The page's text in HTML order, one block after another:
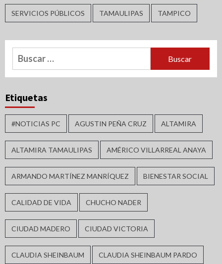
SERVICIOS PÚBLICOS TAMAULIPAS TAMPICO
Buscar:
Etiquetas
#NOTICIAS PC AGUSTIN PEÑA CRUZ ALTAMIRA
ALTAMIRA TAMAULIPAS AMÉRICO VILLARREAL ANAYA
ARMANDO MARTÍNEZ MANRÍQUEZ BIENESTAR SOCIAL
CALIDAD DE VIDA CHUCHO NADER
CIUDAD MADERO CIUDAD VICTORIA
CLAUDIA SHEINBAUM CLAUDIA SHEINBAUM PARDO